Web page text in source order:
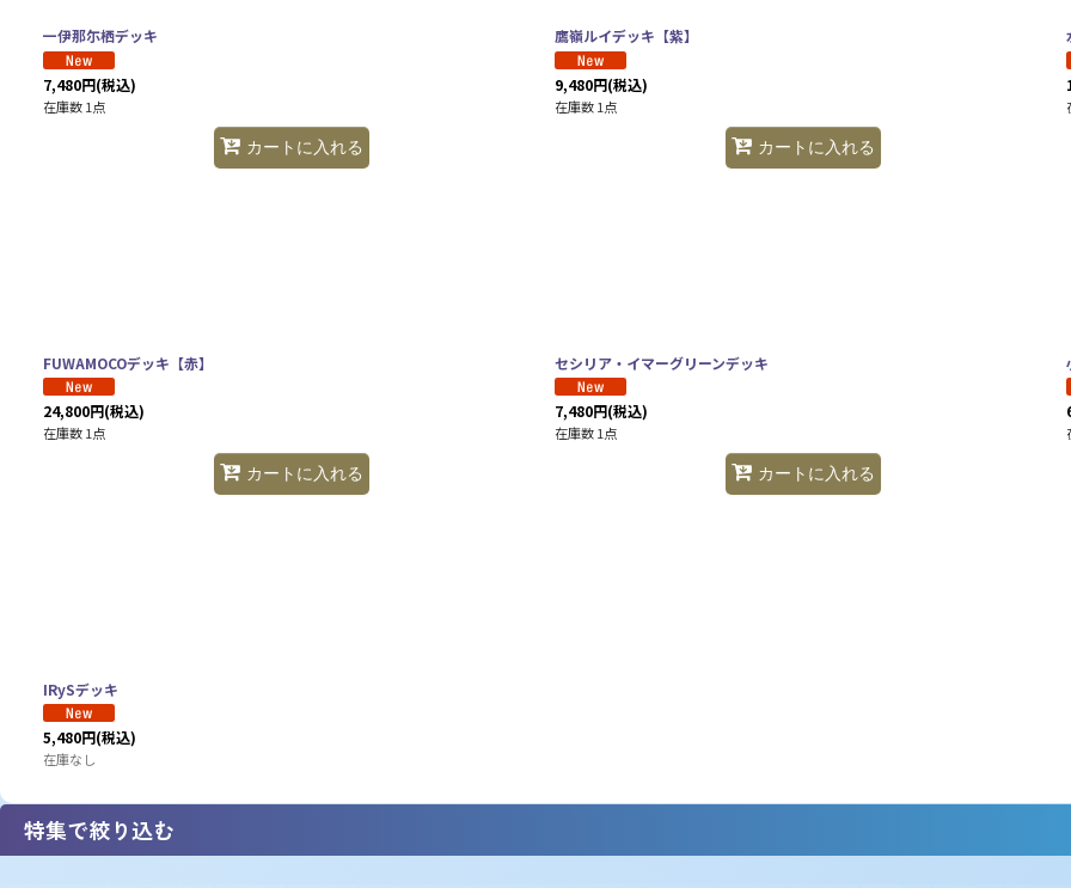
一伊那尓栖デッキ
7,480円(税込)
在庫数 1点
カートに入れる
鷹嶺ルイデッキ【紫】
9,480円(税込)
在庫数 1点
カートに入れる
FUWAMOCOデッキ【赤】
24,800円(税込)
在庫数 1点
カートに入れる
セシリア・イマーグリーンデッキ
7,480円(税込)
在庫数 1点
カートに入れる
IRySデッキ
5,480円(税込)
在庫なし
特集で絞り込む